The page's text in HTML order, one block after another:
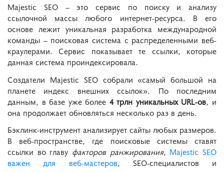
Majestic SEO – это сервис по поиску и анализу
ссылочной массы любого интернет-ресурса. В его
основе лежит уникальная разработка международной
команды – поисковая система с распределенными веб-
краулерами. Сервис показывает те ссылки, которые
данная система проиндексировала.
Создатели Majestic SEO собрали «самый большой на
планете индекс внешних ссылок». По последним
данным, в базе уже более 4 трлн уникальных URL-ов, и
она продолжает обновляться несколько раз в день.
Бэклинк-инструмент анализирует сайты любых размеров.
В веб-пространстве, где поисковые системы ставят
ссылки во главу факторов ранжирования, Majestic SEO
важен для веб-мастеров, SEO-специалистов и